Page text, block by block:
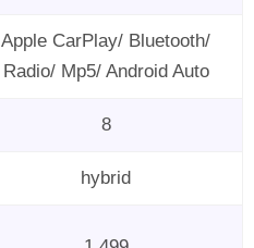
Apple CarPlay/ Bluetooth/
Radio/ Mp5/ Android Auto
8
hybrid